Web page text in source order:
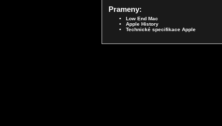
Prameny:
Low End Mac
Apple History
Technické specifikace Apple